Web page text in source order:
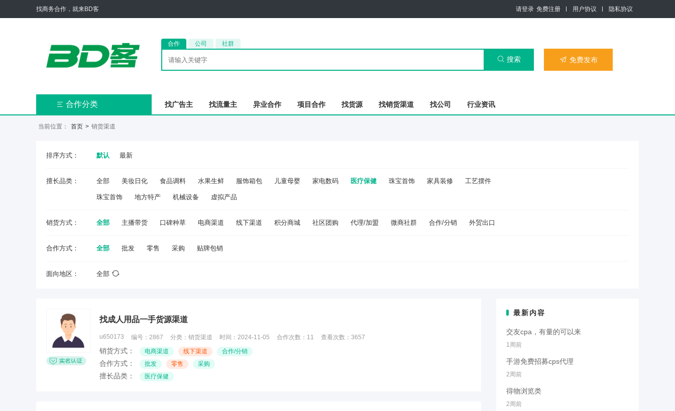
找商务合作，就来BD客 请登录 免费注册 用户协议 隐私协议
合作 公司 社群
 搜索  免费发布
 合作分类 找广告主 找流量主 异业合作 项目合作 找货源 找销货渠道 找公司 行业资讯
当前位置： 首页 > 销货渠道
排序方式： 默认 最新
擅长品类： 全部 美妆日化 食品调料 水果生鲜 服饰箱包 儿童母婴 家电数码 医疗保健 珠宝首饰 家具装修 工艺摆件
珠宝首饰 地方特产 机械设备 虚拟产品
销货方式： 全部 主播带货 口碑种草 电商渠道 线下渠道 积分商城 社区团购 代理/加盟 微商社群 合作/分销 外贸出口
合作方式： 全部 批发 零售 采购 贴牌包销
面向地区： 全部
找成人用品一手货源渠道
u650173 编号： 2867 分类： 销货渠道 时间： 2024-11-05 合作次数： 11 查看次数： 3657
销货方式： 电商渠道 线下渠道 合作/分销
合作方式： 批发 零售 采购
擅长品类： 医疗保健
最新内容
交友cpa，有量的可以来
1周前
手游免费招募cps代理
2周前
得物浏览类
2周前